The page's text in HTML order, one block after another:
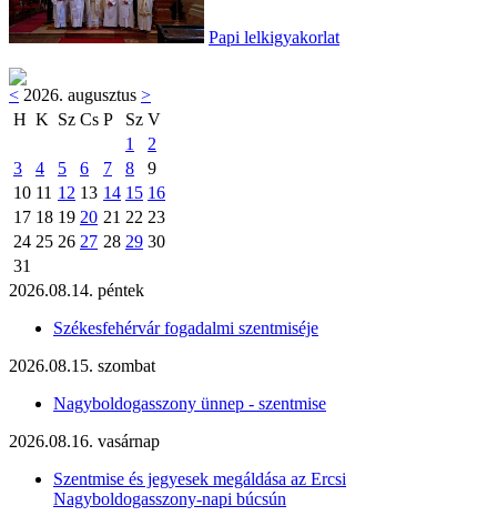
Papi lelkigyakorlat
< 2026. augusztus >
H K Sz Cs P Sz V
1
2
3
4 5 6 7 8
9
10 11 12 13 14 15 16
17 18 19 20 21 22 23
24 25 26 27 28 29 30
31
2026.08.14. péntek
Székesfehérvár fogadalmi szentmiséje
2026.08.15. szombat
Nagyboldogasszony ünnep - szentmise
2026.08.16. vasárnap
Szentmise és jegyesek megáldása az Ercsi
Nagyboldogasszony-napi búcsún